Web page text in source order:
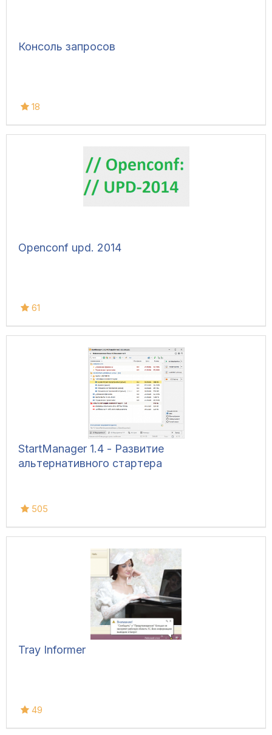
Консоль запросов
18
Openconf upd. 2014
61
StartManager 1.4 - Развитие
альтернативного стартера
505
Tray Informer
49